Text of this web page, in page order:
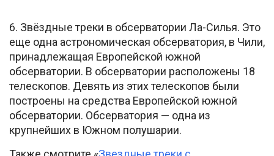
6. Звёздные треки в обсерватории Ла-Силья. Это
еще одна астрономическая обсерватория, в Чили,
принадлежащая Европейской южной
обсерватории. В обсерватории расположены 18
телескопов. Девять из этих телескопов были
построены на средства Европейской южной
обсерватории. Обсерватория — одна из
крупнейших в Южном полушарии.